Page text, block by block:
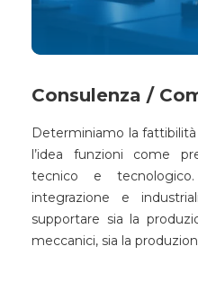
Consulenza /
Determiniamo la
l’idea funzioni come
tecnico e
integrazione e
supportare sia la
meccanici, sia la